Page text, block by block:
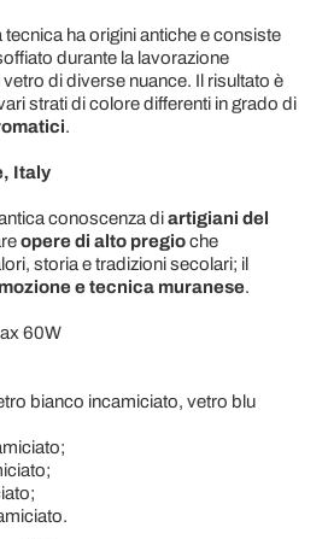
tecnica ha origini antiche e consiste
durante la lavorazione
di diverse nuance. Il risultato è
strati di colore differenti in grado di
.
Italy
conoscenza diartigiani del
opere di alto pregioche
storia e tradizioni secolari; il
e tecnica muranese.
60W
bianco incamiciato, vetro blu